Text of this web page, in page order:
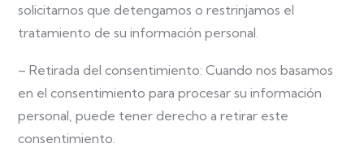
solicitarnos que detengamos o restrinjamos el
tratamiento de su información personal.
– Retirada del consentimiento: Cuando nos basamos
en el consentimiento para procesar su información
personal, puede tener derecho a retirar este
consentimiento.